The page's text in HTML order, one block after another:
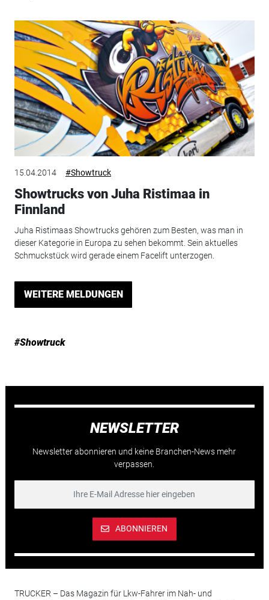
15.04.2014 #Showtruck
Showtrucks von Juha Ristimaa in
Finnland
Juha Ristimaas Showtrucks gehören zum Besten, was man in
dieser Kategorie in Europa zu sehen bekommt. Sein aktuelles
Schmuckstück wird gerade einem Facelift unterzogen.
WEITERE MELDUNGEN
#Showtruck
NEWSLETTER
Newsletter abonnieren und keine Branchen-News mehr
verpassen.
ABONNIEREN
TRUCKER – Das Magazin für Lkw-Fahrer im Nah- und